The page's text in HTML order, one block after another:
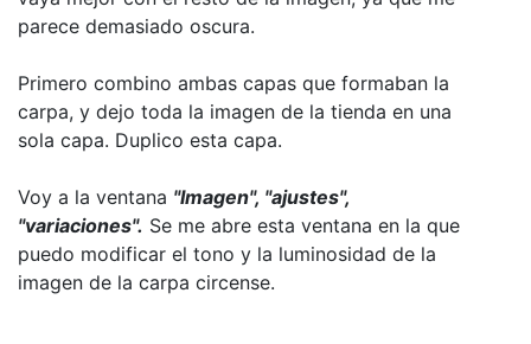
parece demasiado oscura.
Primero combino ambas capas que formaban la
carpa, y dejo toda la imagen de la tienda en una
sola capa. Duplico esta capa.
Voy a la ventana "Imagen", "ajustes",
"variaciones". Se me abre esta ventana en la que
puedo modificar el tono y la luminosidad de la
imagen de la carpa circense.